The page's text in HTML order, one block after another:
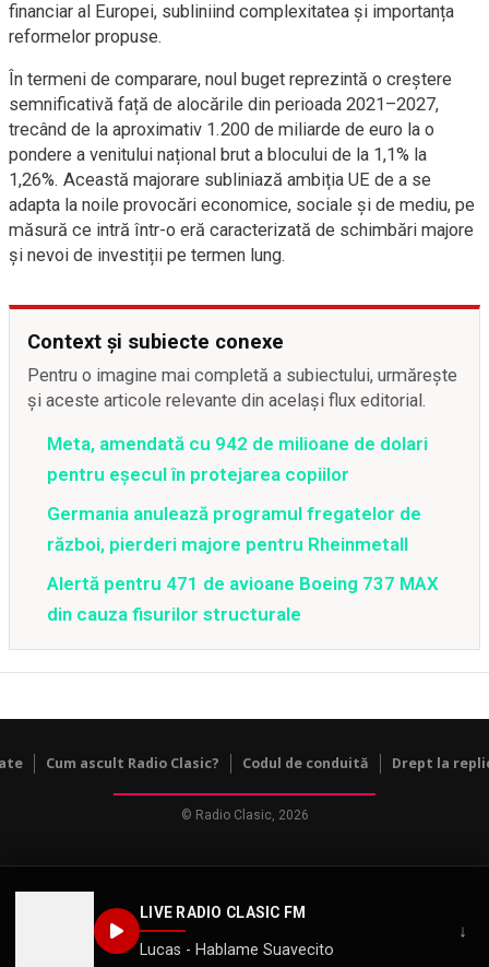
LIVE RADIO CLASIC FM
Lucas - Hablame Suavecito
↓
financiar al Europei, subliniind complexitatea și importanța
reformelor propuse.
În termeni de comparare, noul buget reprezintă o creștere
semnificativă față de alocările din perioada 2021–2027,
trecând de la aproximativ 1.200 de miliarde de euro la o
pondere a venitului național brut a blocului de la 1,1% la
1,26%. Această majorare subliniază ambiția UE de a se
adapta la noile provocări economice, sociale și de mediu, pe
măsură ce intră într-o eră caracterizată de schimbări majore
și nevoi de investiții pe termen lung.
Context și subiecte conexe
Pentru o imagine mai completă a subiectului, urmărește
și aceste articole relevante din același flux editorial.
Meta, amendată cu 942 de milioane de dolari
pentru eșecul în protejarea copiilor
Germania anulează programul fregatelor de
război, pierderi majore pentru Rheinmetall
Alertă pentru 471 de avioane Boeing 737 MAX
din cauza fisurilor structurale
Cum ascult Radio Clasic? Codul de conduită Drept la
© Radio Clasic, 2026